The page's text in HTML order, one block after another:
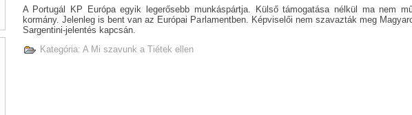
A Portugál KP Európa egyik legerősebb munkáspártja. Külső támogatása nélkül ma nem
kormány. Jelenleg is bent van az Európai Parlamentben. Képviselői nem szavazták meg
Sargentini-jelentés kapcsán.
Kategória: A Mi szavunk a Tiétek ellen